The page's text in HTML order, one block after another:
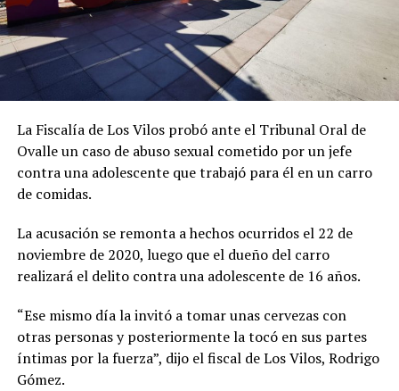
La Fiscalía de Los Vilos probó ante el Tribunal Oral de
Ovalle un caso de abuso sexual cometido por un jefe
contra una adolescente que trabajó para él en un carro
de comidas.
La acusación se remonta a hechos ocurridos el 22 de
noviembre de 2020, luego que el dueño del carro
realizará el delito contra una adolescente de 16 años.
“Ese mismo día la invitó a tomar unas cervezas con
otras personas y posteriormente la tocó en sus partes
íntimas por la fuerza”, dijo el fiscal de Los Vilos, Rodrigo
Gómez.